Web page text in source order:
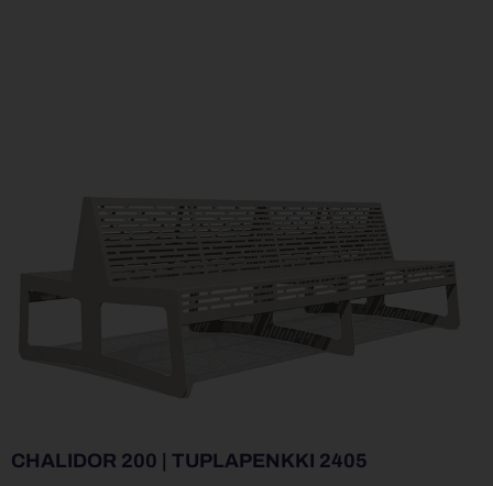
CHALIDOR 200 | TUPLAPENKKI 2405